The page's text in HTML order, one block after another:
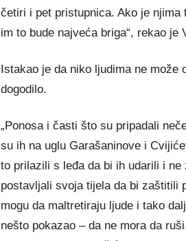
četiri i pet pristupnica. Ako je
im to bude najveća briga“, rekao je
Istakao je da niko ljudima ne može
dogodilo.
„Ponosa i časti što su pripadali
su ih na uglu Garašaninove i
to prilazili s leđa da bi ih udarili i
postavljali svoja tijela da bi zaštitili
mogu da maltretiraju ljude i tako
nešto pokazao – da ne mora da